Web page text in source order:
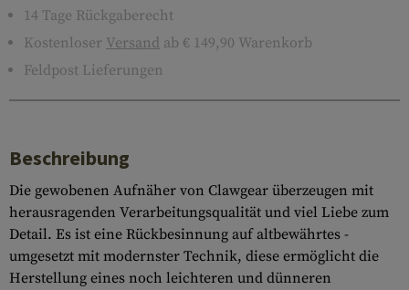
14 Tage Rückgaberecht
Kostenloser Versand ab € 149,90 Warenkorb
Feldpost Lieferungen
Beschreibung
Die gewobenen Aufnäher von Clawgear überzeugen mit
herausragenden Verarbeitungsqualität und viel Liebe zum
Detail. Es ist eine Rückbesinnung auf altbewährtes -
umgesetzt mit modernster Technik, diese ermöglicht die
Herstellung eines noch leichteren und dünneren